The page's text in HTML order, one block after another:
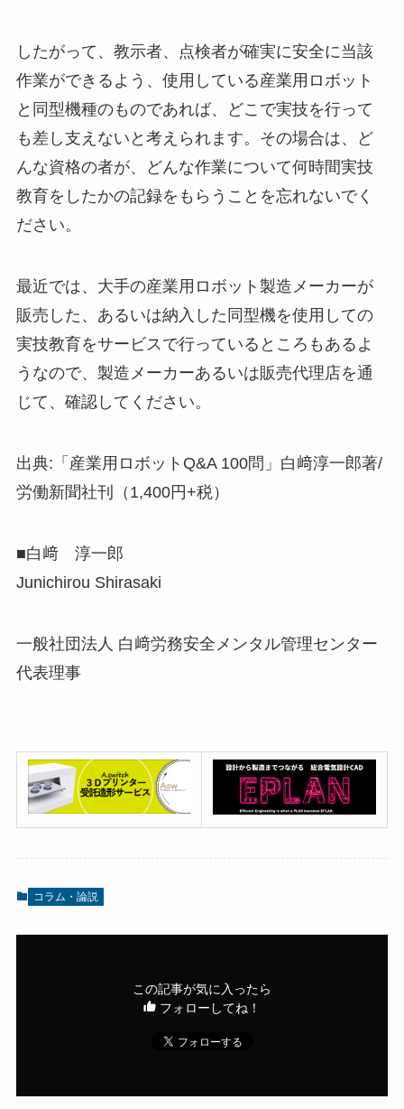
したがって、教示者、点検者が確実に安全に当該
作業ができるよう、使用している産業用ロボット
と同型機種のものであれば、どこで実技を行って
も差し支えないと考えられます。その場合は、ど
んな資格の者が、どんな作業について何時間実技
教育をしたかの記録をもらうことを忘れないでく
ださい。
最近では、大手の産業用ロボット製造メーカーが
販売した、あるいは納入した同型機を使用しての
実技教育をサービスで行っているところもあるよ
うなので、製造メーカーあるいは販売代理店を通
じて、確認してください。
出典:「産業用ロボットQ&A 100問」白﨑淳一郎著/
労働新聞社刊（1,400円+税）
■白﨑 淳一郎
Junichirou Shirasaki
一般社団法人 白﨑労務安全メンタル管理センター
代表理事
コラム・論説
この記事が気に入ったら
フォローしてね！